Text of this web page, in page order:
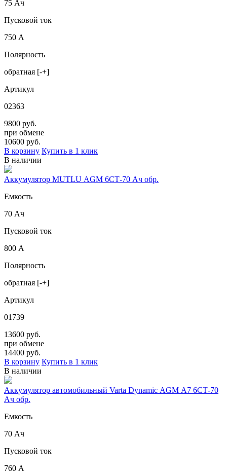
75 Ач
Пусковой ток
750 А
Полярность
обратная [-+]
Артикул
02363
9800 руб.
при обмене
10600 руб.
В корзину Купить в 1 клик
В наличии
Аккумулятор MUTLU AGM 6СТ-70 Ач обр.
Емкость
70 Ач
Пусковой ток
800 А
Полярность
обратная [-+]
Артикул
01739
13600 руб.
при обмене
14400 руб.
В корзину Купить в 1 клик
В наличии
Аккумулятор автомобильный Varta Dynamic AGM A7 6СТ-70
Ач обр.
Емкость
70 Ач
Пусковой ток
760 А